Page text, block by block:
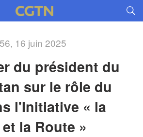
16 juin 2025
du président du
sur le rôle du
l'Initiative « la
la Route »